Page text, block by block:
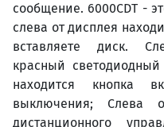
сообщение. 6000CDT -
слева от дисплея
вставляете диск.
красный
находится кнопка
выключения; Слева
дистанционного